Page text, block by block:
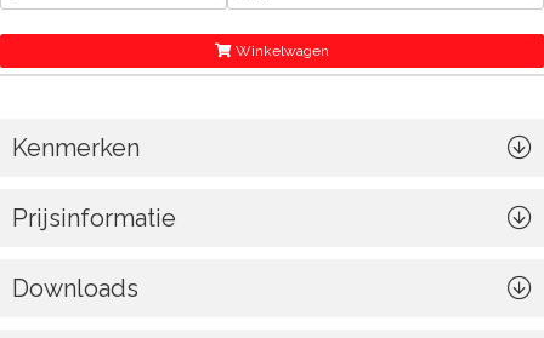
Winkelwagen
Kenmerken
Prijsinformatie
Downloads